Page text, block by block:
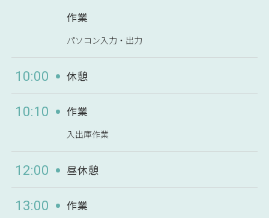
作業
パソコン入力・出力
10:00 休憩
10:10 作業
入出庫作業
12:00 昼休憩
13:00 作業